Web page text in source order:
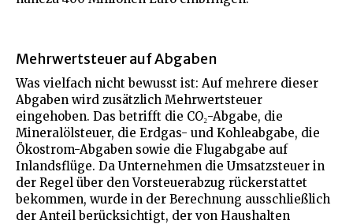
Mehrwertsteuer auf Abgaben
Was vielfach nicht bewusst ist: Auf mehrere dieser
Abgaben wird zusätzlich Mehrwertsteuer
eingehoben. Das betrifft die CO₂-Abgabe, die
Mineralölsteuer, die Erdgas- und Kohleabgabe, die
Ökostrom-Abgaben sowie die Flugabgabe auf
Inlandsflüge. Da Unternehmen die Umsatzsteuer in
der Regel über den Vorsteuerabzug rückerstattet
bekommen, wurde in der Berechnung ausschließlich
der Anteil berücksichtigt, der von Haushalten